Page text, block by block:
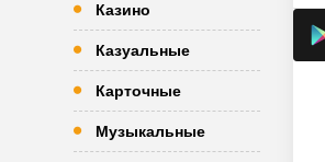
Казино
Казуальные
Карточные
Музыкальные